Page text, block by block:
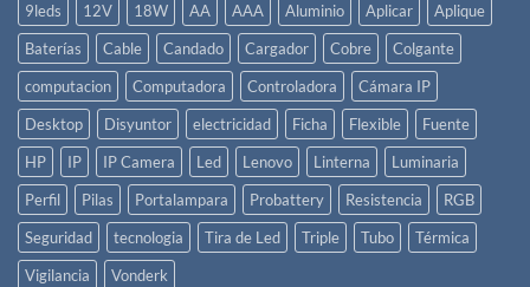
9leds 12V 18W AA AAA Aluminio Aplicar
Aplique
Baterías
Cable Candado Cargador Cobre
Colgante
computacion
Computadora Controladora
Cámara IP
Desktop
Disyuntor electricidad Ficha Flexible
Fuente
HP
IP IP Camera Led Lenovo Linterna
Luminaria
Perfil
Pilas Portalampara Probattery Resistencia
RGB
Seguridad
tecnologia Tira de Led Triple Tubo
Térmica
Vigilancia
Vonderk